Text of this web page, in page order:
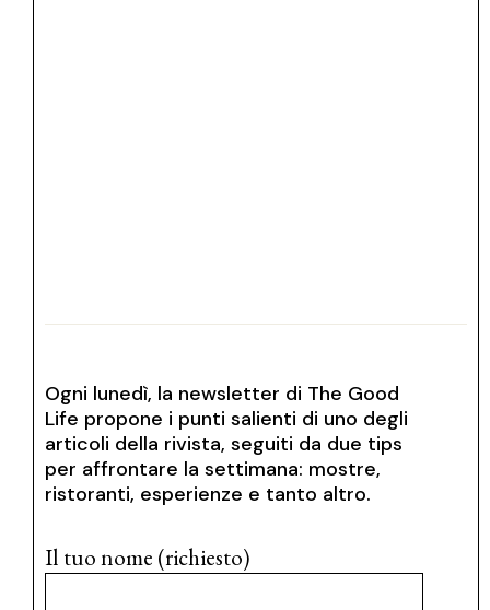
Ogni lunedì, la newsletter di The Good
Life propone i punti salienti di uno degli
articoli della rivista, seguiti da due tips
per affrontare la settimana: mostre,
ristoranti, esperienze e tanto altro.
Il tuo nome (richiesto)